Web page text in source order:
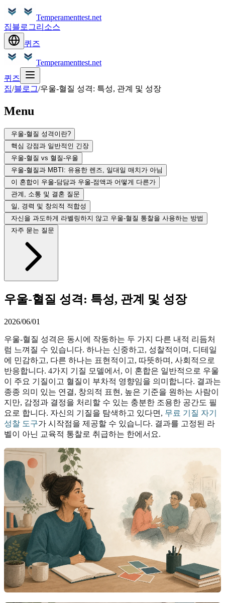
Temperamenttest.net
집블로그리소스
퀴즈
Temperamenttest.net
퀴즈
집/블로그/우울-혈질 성격: 특성, 관계 및 성장
Menu
우울-혈질 성격이란?
핵심 강점과 일반적인 긴장
우울-혈질 vs 혈질-우울
우울-혈질과 MBTI: 유용한 렌즈, 일대일 매치가 아님
이 혼합이 우울-담담과 우울-점액과 어떻게 다른가
관계, 소통 및 결혼 질문
일, 경력 및 창의적 적합성
자신을 과도하게 라벨링하지 않고 우울-혈질 통찰을 사용하는 방법
자주 묻는 질문
우울-혈질 성격: 특성, 관계 및 성장
2026/06/01
우울-혈질 성격은 동시에 작동하는 두 가지 다른 내적 리듬처
럼 느껴질 수 있습니다. 하나는 신중하고, 성찰적이며, 디테일
에 민감하고, 다른 하나는 표현적이고, 따뜻하며, 사회적으로
반응합니다. 4가지 기질 모델에서, 이 혼합은 일반적으로 우울
이 주요 기질이고 혈질이 부차적 영향임을 의미합니다. 결과는
종종 의미 있는 연결, 창의적 표현, 높은 기준을 원하는 사람이
지만, 감정과 결정을 처리할 수 있는 충분한 조용한 공간도 필
요로 합니다. 자신의 기질을 탐색하고 있다면, 무료 기질 자기
성찰 도구가 시작점을 제공할 수 있습니다. 결과를 고정된 라
벨이 아닌 교육적 통찰로 취급하는 한에서요.